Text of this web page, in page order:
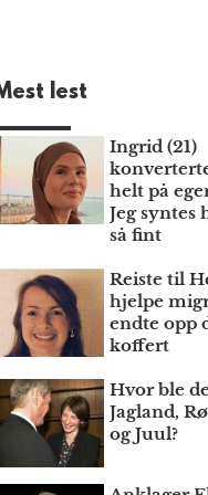
lest
Ingrid (21)
helt på
Jeg syntes
så fint
Reiste til
hjelpe
endte opp
koffert
Hvor ble
Jagland,
og Juul?